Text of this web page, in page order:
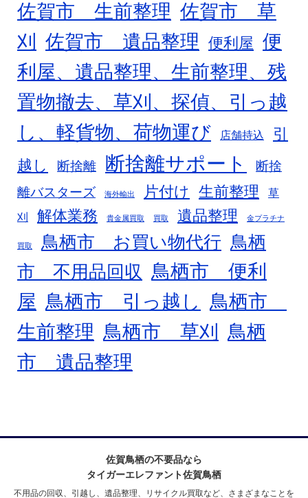
佐賀市 生前整理 佐賀市 草
刈
佐賀市 遺品整理 便利屋 便
利屋、遺品整理、生前整理、残
置物撤去、草刈、探偵、引っ越
し、軽貨物、荷物運び
店舗持込
引
越し
断捨離 断捨離サポート
断捨
離バスターズ
海外輸出 片付け 生前整理 草
刈 解体業務 貴金属買取 買取 遺品整理 金プラチナ
買取 鳥栖市 お買い物代行 鳥栖
市 不用品回収 鳥栖市 便利
屋 鳥栖市 引っ越し
鳥栖市
生前整理 鳥栖市 草刈
鳥栖
市 遺品整理
佐賀鳥栖の不要品なら
タイガーエレファント佐賀鳥栖
不用品の回収、引越し、遺品整理、リサイクル買取など、さまざまなことを